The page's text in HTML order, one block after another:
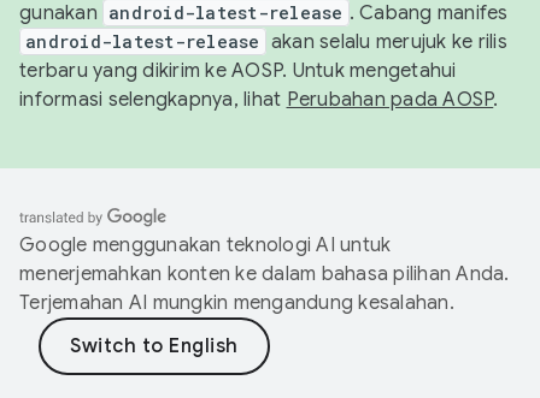
gunakan android-latest-release . Cabang manifes
android-latest-release akan selalu merujuk ke rilis
terbaru yang dikirim ke AOSP. Untuk mengetahui
informasi selengkapnya, lihat Perubahan pada AOSP.
Google menggunakan teknologi AI untuk
menerjemahkan konten ke dalam bahasa pilihan Anda.
Terjemahan AI mungkin mengandung kesalahan.